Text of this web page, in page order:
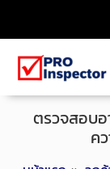
ตรวจสอบ
ค